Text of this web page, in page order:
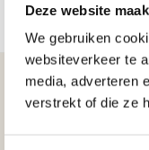
Deze website
We gebruiken
websiteverkeer te
media, adverteren
verstrekt of die ze
Bel gerust